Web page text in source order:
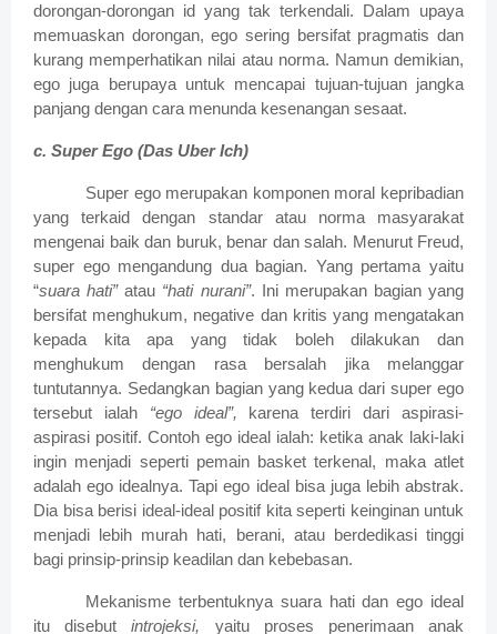
dorongan-dorongan id yang tak terkendali. Dalam upaya
memuaskan dorongan, ego sering bersifat pragmatis dan
kurang memperhatikan nilai atau norma. Namun demikian,
ego juga berupaya untuk mencapai tujuan-tujuan jangka
panjang dengan cara menunda kesenangan sesaat.
c. Super Ego (Das Uber Ich)
Super ego merupakan komponen moral kepribadian
yang terkaid dengan standar atau norma masyarakat
mengenai baik dan buruk, benar dan salah. Menurut Freud,
super ego mengandung dua bagian. Yang pertama yaitu
“suara hati”atau “hati nurani”. Ini merupakan bagian yang
bersifat menghukum, negative dan kritis yang mengatakan
kepada kita apa yang tidak boleh dilakukan dan
menghukum dengan rasa bersalah jika melanggar
tuntutannya. Sedangkan bagian yang kedua dari super ego
tersebut ialah “ego ideal”, karena terdiri dari aspirasi-
aspirasi positif. Contoh ego ideal ialah: ketika anak laki-laki
ingin menjadi seperti pemain basket terkenal, maka atlet
adalah ego idealnya. Tapi ego ideal bisa juga lebih abstrak.
Dia bisa berisi ideal-ideal positif kita seperti keinginan untuk
menjadi lebih murah hati, berani, atau berdedikasi tinggi
bagi prinsip-prinsip keadilan dan kebebasan.
Mekanisme terbentuknya suara hati dan ego ideal
itu disebutintrojeksi, yaitu proses penerimaan anak